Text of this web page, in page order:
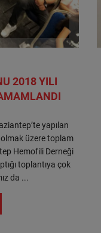
2018 YILI
yapılan
olmak üzere toplam
Hemofili Derneği
toplantıya çok
da ...